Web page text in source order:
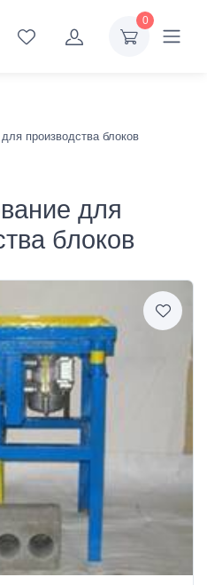
0
производства блоков
для
блоков